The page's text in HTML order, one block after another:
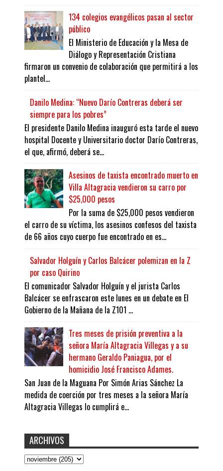
134 colegios evangélicos pasan al sector
público
El Ministerio de Educación y la Mesa de
Diálogo y Representación Cristiana
firmaron un convenio de colaboración que permitirá a los
plantel...
Danilo Medina: “Nuevo Darío Contreras deberá ser
siempre para los pobres”
El presidente Danilo Medina inauguró esta tarde el nuevo
hospital Docente y Universitario doctor Darío Contreras,
el que, afirmó, deberá se...
Asesinos de taxista encontrado muerto en
Villa Altagracia vendieron su carro por
$25,000 pesos
Por la suma de $25,000 pesos vendieron
el carro de su víctima, los asesinos confesos del taxista
de 66 años cuyo cuerpo fue encontrado en es...
Salvador Holguín y Carlos Balcácer polemizan en la Z
por caso Quirino
El comunicador Salvador Holguín y el jurista Carlos
Balcácer se enfrascaron este lunes en un debate en El
Gobierno de la Mañana de la Z101 ...
Tres meses de prisión preventiva a la
señora María Altagracia Villegas y a su
hermano Geraldo Paniagua, por el
homicidio José Francisco Adames.
San Juan de la Maguana Por Simón Arias Sánchez La
medida de coerción por tres meses a la señora María
Altagracia Villegas lo cumplirá e...
ARCHIVOS